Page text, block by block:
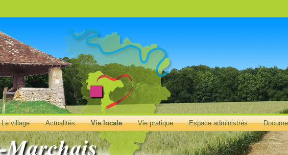
Le village Actualités Vie locale Vie pratique Espace administrés